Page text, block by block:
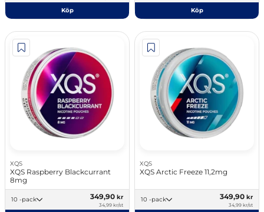
Köp Köp
XQS
XQS Raspberry Blackcurrant
8mg
10 -pack 349,90 kr
34,99 kr/st
XQS
XQS Arctic Freeze 11,2mg
10 -pack 349,90 kr
34,99 kr/st